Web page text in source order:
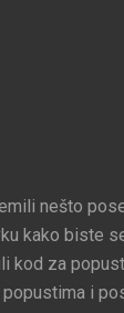
nešto
kako biste
kod za
i